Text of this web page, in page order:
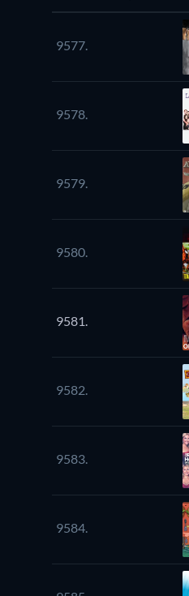
9577.
9578.
9579.
9580.
9581.
9582.
9583.
9584.